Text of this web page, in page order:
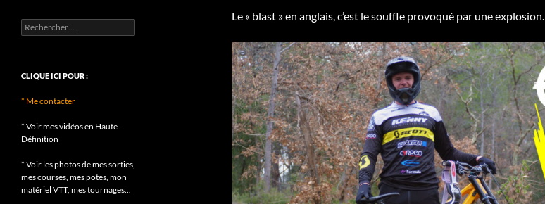
Le « blast » en anglais, c’est le souffle provoqué par une explosion.
Rechercher :
CLIQUE ICI POUR :
* Me contacter
* Voir mes vidéos en Haute-
Définition
* Voir les photos de mes sorties,
mes courses, mes potes, mon
matériel VTT, mes tournages...